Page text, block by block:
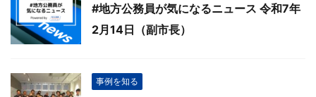
#地方公務員が気になるニュース 令和7年
2月14日（副市長）
事例を知る